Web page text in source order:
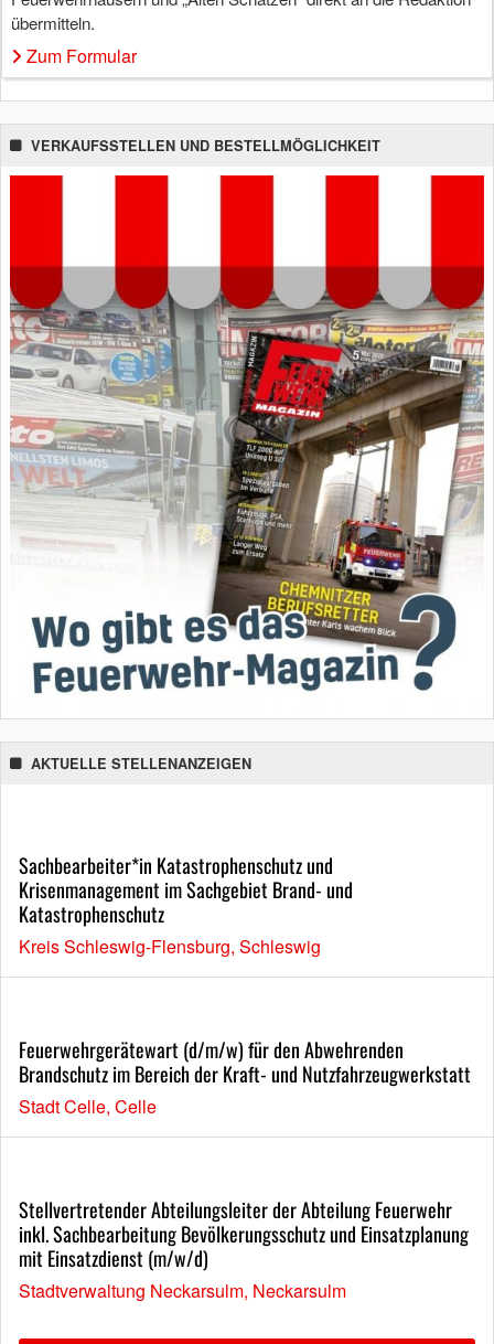
übermitteln.
Zum Formular
VERKAUFSSTELLEN UND BESTELLMÖGLICHKEIT
AKTUELLE STELLENANZEIGEN
Sachbearbeiter*in Katastrophenschutz und
Krisenmanagement im Sachgebiet Brand- und
Katastrophenschutz
Kreis Schleswig-Flensburg, Schleswig
Feuerwehrgerätewart (d/m/w) für den Abwehrenden
Brandschutz im Bereich der Kraft- und Nutzfahrzeugwerkstatt
Stadt Celle, Celle
Stellvertretender Abteilungsleiter der Abteilung Feuerwehr
inkl. Sachbearbeitung Bevölkerungsschutz und Einsatzplanung
mit Einsatzdienst (m/w/d)
Stadtverwaltung Neckarsulm, Neckarsulm